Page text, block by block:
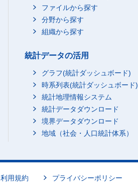
ファイルから探す
分野から探す
組織から探す
統計データの活用
グラフ(統計ダッシュボード)
時系列表(統計ダッシュボード)
統計地理情報システム
統計データダウンロード
境界データダウンロード
地域（社会・人口統計体系）
利用規約 プライバシーポリシー